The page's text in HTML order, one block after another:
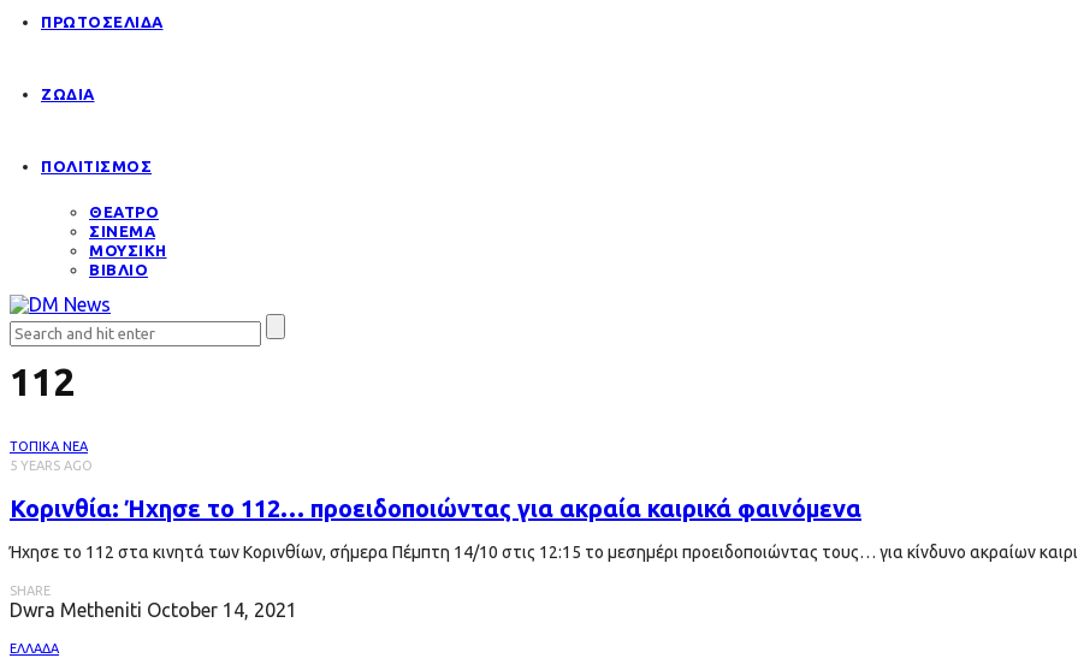
ΠΡΩΤΟΣΕΛΙΔΑ
ΖΩΔΙΑ
ΠΟΛΙΤΙΣΜΟΣ
ΘΕΑΤΡΟ
ΣΙΝΕΜΑ
ΜΟΥΣΙΚΗ
ΒΙΒΛΙΟ
112
ΤΟΠΙΚΑ ΝΕΑ
5 YEARS AGO
Κορινθία: Ήχησε το 112… προειδοποιώντας για ακραία καιρικά φαινόμενα
Ήχησε το 112 στα κινητά των Κορινθίων, σήμερα Πέμπτη 14/10 στις 12:15 το μεσημέρι προειδοποιώντας τους… για κίνδυνο ακραίων
SHARE
Dwra Metheniti October 14, 2021
ΕΛΛΑΔΑ